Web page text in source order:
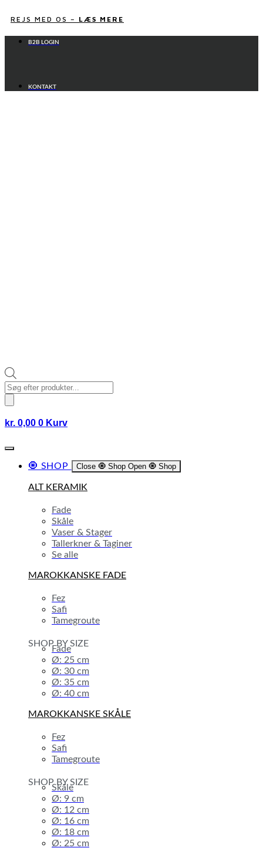
tilREJS MED OS – LÆS MERE
B2B LOGIN
KONTAKT
Products
search
kr. 0,00 0 Kurv
🧿 SHOP Close 🧿 Shop Open 🧿 Shop
ALT KERAMIK
Fade
Skåle
Vaser & Stager
Tallerkner & Taginer
Se alle
MAROKKANSKE FADE
Fez
Safi
Tamegroute
SHOP BY SIZE
Fade
Ø: 25 cm
Ø: 30 cm
Ø: 35 cm
Ø: 40 cm
MAROKKANSKE SKÅLE
Fez
Safi
Tamegroute
SHOP BY SIZE
Skåle
Ø: 9 cm
Ø: 12 cm
Ø: 16 cm
Ø: 18 cm
Ø: 25 cm